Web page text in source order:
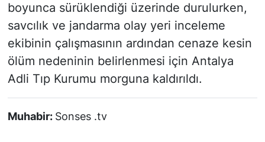
boyunca sürüklendiği üzerinde durulurken,
savcılık ve jandarma olay yeri inceleme
ekibinin çalışmasının ardından cenaze kesin
ölüm nedeninin belirlenmesi için Antalya
Adli Tıp Kurumu morguna kaldırıldı.
Muhabir: Sonses .tv